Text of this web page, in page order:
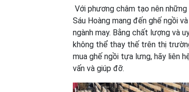
Với phương châm tạo nên
Sáu Hoàng mang đến ghế ngồi
ngành may. Bằng chất lượng và
không thể thay thế trên thị
mua ghế ngồi tựa lưng, hãy liên
vấn và giúp đỡ.